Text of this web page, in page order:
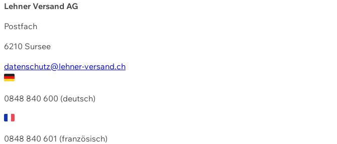
Lehner Versand AG
Postfach
6210 Sursee
datenschutz@lehner-versand.ch
0848 840 600 (deutsch)
0848 840 601 (französisch)